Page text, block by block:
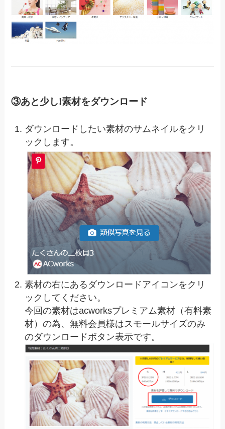
③あと少し!素材をダウンロード
ダウンロードしたい素材のサムネイルをクリ
ックします。
素材の右にあるダウンロードアイコンをクリ
ックしてください。
今回の素材はacworksプレミアム素材（有料素
材）の為、無料会員様はスモールサイズのみ
のダウンロードボタン表示です。